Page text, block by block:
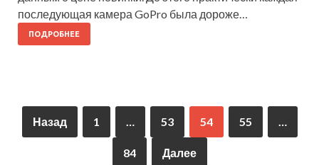
последующая камера GoPro была дороже…
ПОДРОБНЕЕ
Назад 1 53 54 55
84 Далее